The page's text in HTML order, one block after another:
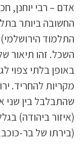
אדם – רבי יוחנן,
החשובה ביותר
התלמוד
השכל. זהו תיאור
באופן בלתי צפוי
מקריות להחריד.
שהתבלבל בין
(איזור ביהודה)
(בירתו של בר-